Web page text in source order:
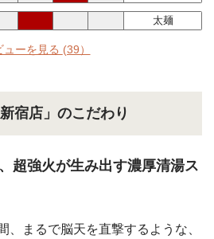
太麺
ューを見る (39）
宿店」のこだわり
超強火が生み出す濃厚清湯ス
、まるで脳天を直撃するような、